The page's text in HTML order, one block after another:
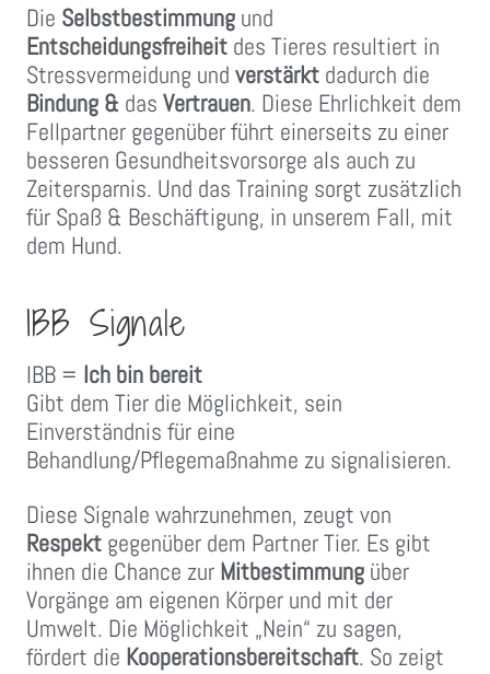
Die Selbstbestimmung und
Entscheidungsfreiheit des Tieres resultiert in
Stressvermeidung und verstärkt dadurch die
Bindung & das Vertrauen. Diese Ehrlichkeit dem
Fellpartner gegenüber führt einerseits zu einer
besseren Gesundheitsvorsorge als auch zu
Zeitersparnis. Und das Training sorgt zusätzlich
für Spaß & Beschäftigung, in unserem Fall, mit
dem Hund.
IBB Signale
IBB = Ich bin bereit
Gibt dem Tier die Möglichkeit, sein
Einverständnis für eine
Behandlung/Pflegemaßnahme zu signalisieren.
Diese Signale wahrzunehmen, zeugt von
Respekt gegenüber dem Partner Tier. Es gibt
ihnen die Chance zur Mitbestimmung über
Vorgänge am eigenen Körper und mit der
Umwelt. Die Möglichkeit „Nein“ zu sagen,
fördert die Kooperationsbereitschaft. So zeigt